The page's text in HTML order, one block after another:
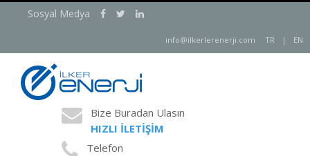
Sosyal Medya
info@ilkerlerenerji.com TR | EN
Bize Buradan Ulasın
HIZLI İLETİŞİM
Telefon